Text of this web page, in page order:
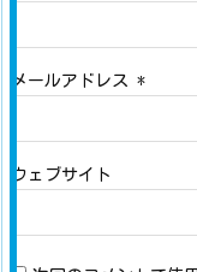
メールアドレス *
ウェブサイト